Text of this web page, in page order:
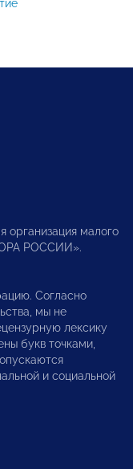
малого
РОССИИ».
Согласно
мы не
лексику
букв точками,
и социальной